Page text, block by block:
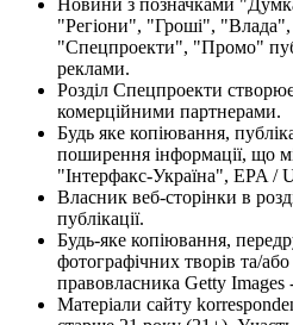
"Регіони", "Гроші",
"Спецпроекти", "Промо"
реклами.
Розділ Спецпроекти
комерційними партнерами.
Будь яке копіювання,
поширення інформації, що
"Інтерфакс-Україна", EPA /
Власник веб-сторінки в
публікації.
Будь-яке копіювання,
фотографічних творів та/або
правовласника Getty Images
Матеріали сайту